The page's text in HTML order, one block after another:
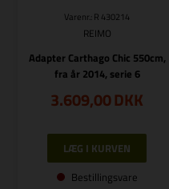
Varenr.: R 430214
REIMO
Adapter Carthago Chic 550cm,
fra år 2014, serie 6
3.609,00DKK
Bestillingsvare